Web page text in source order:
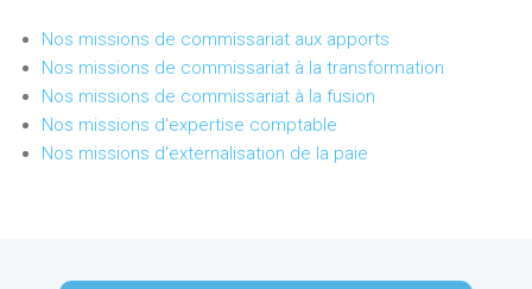
Nos missions de commissariat aux apports
Nos missions de commissariat à la transformation
Nos missions de commissariat à la fusion
Nos missions d'expertise comptable
Nos missions d'externalisation de la paie